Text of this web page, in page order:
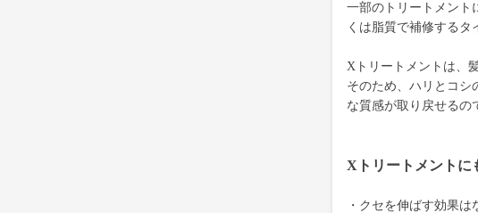
一部のトリートメント
くは脂質で補修するタ
Xトリートメントは、
そのため、ハリとコシ
な質感が取り戻せるの
Xトリートメントに
・クセを伸ばす効果は